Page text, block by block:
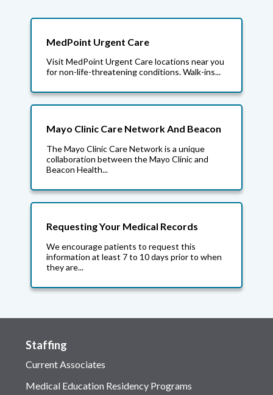
MedPoint Urgent Care
Visit MedPoint Urgent Care locations near you
for non-life-threatening conditions. Walk-ins...
Mayo Clinic Care Network And Beacon
The Mayo Clinic Care Network is a unique
collaboration between the Mayo Clinic and
Beacon Health...
Requesting Your Medical Records
We encourage patients to request this
information at least 7 to 10 days prior to when
they are...
Staffing
Current Associates
Medical Education Residency Programs